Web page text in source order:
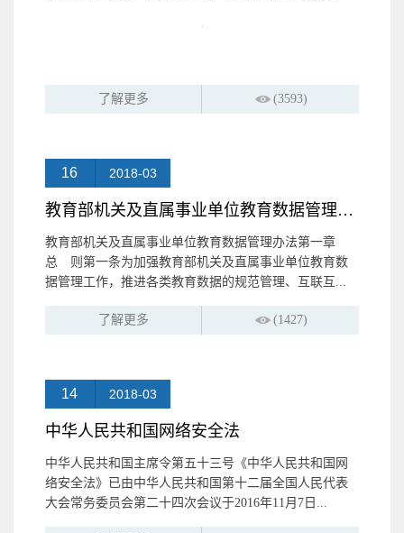
了解更多 (3593)
16 2018-03
教育部机关及直属事业单位教育数据管理办法
教育部机关及直属事业单位教育数据管理办法第一章
总 则第一条为加强教育部机关及直属事业单位教育数
据管理工作，推进各类教育数据的规范管理、互联互...
了解更多 (1427)
14 2018-03
中华人民共和国网络安全法
中华人民共和国主席令第五十三号《中华人民共和国网
络安全法》已由中华人民共和国第十二届全国人民代表
大会常务委员会第二十四次会议于2016年11月7日...